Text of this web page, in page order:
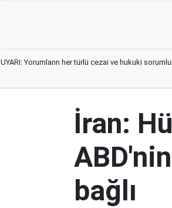
UYARI: Yorumların her türlü cezai ve hukuki
İran:
bağlı